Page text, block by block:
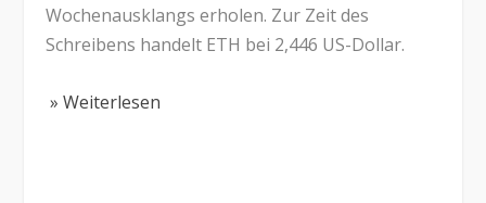
Wochenausklangs erholen. Zur Zeit des
Schreibens handelt ETH bei 2,446 US-Dollar.
» Weiterlesen